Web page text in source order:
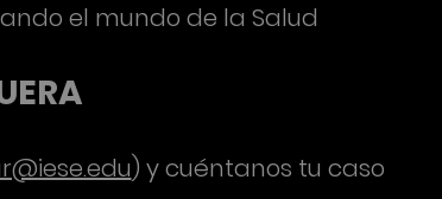
el mundo de la Salud
) y cuéntanos tu caso